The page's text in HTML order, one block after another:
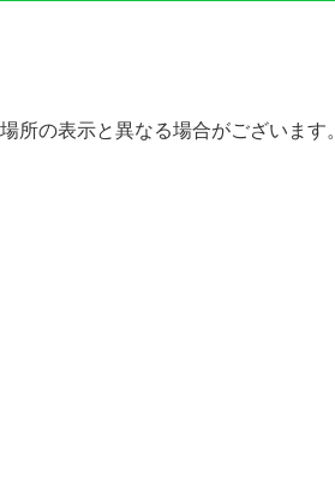
所の表示と異なる場合がございます。